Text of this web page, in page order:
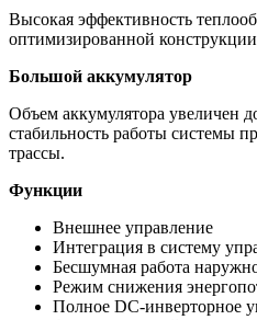
Высокая эффективность
оптимизированной
Большой аккумулятор
Объем аккумулятора увеличен
стабильность работы системы
трассы.
Функции
Внешнее управление
Интеграция в систему
Бесшумная работа
Режим снижения
Полное DC-инверторное